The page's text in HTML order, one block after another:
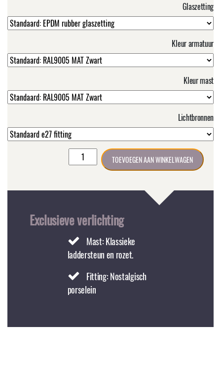
Glaszetting
Kleur armatuur
Kleur mast
Lichtbronnen
Buitenlamp
CLASSIC
zwart
op
gietijzeren
mast
aantal
TOEVOEGEN AAN WINKELWAGEN
Exclusieve verlichting
Mast: Klassieke
laddersteun en rozet.
Fitting: Nostalgisch
porselein